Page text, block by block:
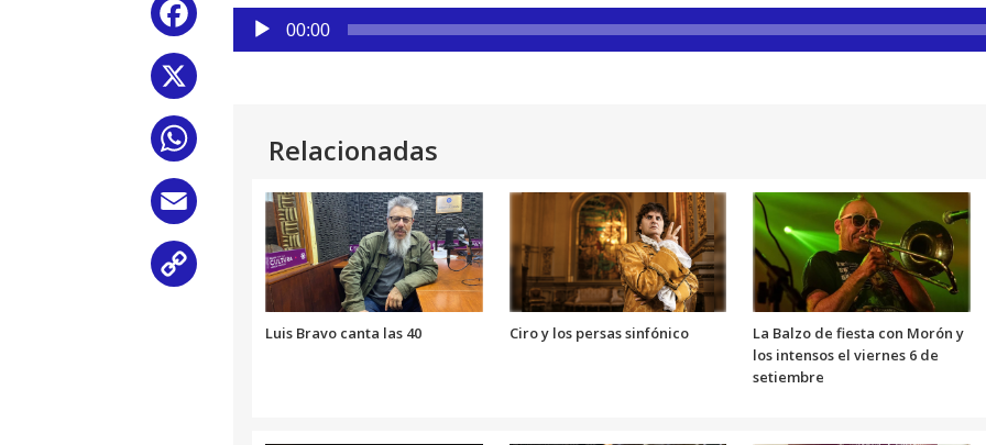
Facebook
WhatsApp
audio
00:00
Relacionadas
Luis Bravo canta las 40 Ciro y los persas sinfónico
La Balzo de fiesta con Morón y
los intensos el viernes 6 de
setiembre